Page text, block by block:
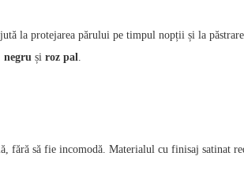
la protejarea părului pe timpul nopții și la
negru și roz pal.
fără să fie incomodă. Materialul cu finisaj satinat